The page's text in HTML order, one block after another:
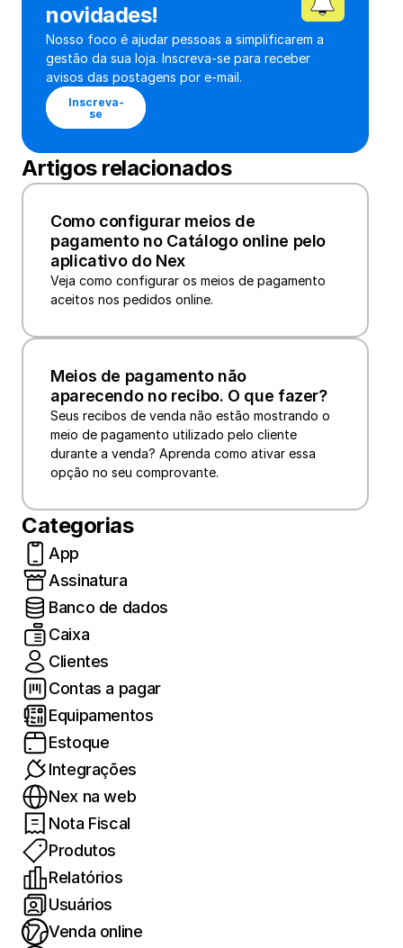
novidades!
Nosso foco é ajudar pessoas a simplificarem a
gestão da sua loja. Inscreva-se para receber
avisos das postagens por e-mail.
Inscreva-
se
Artigos relacionados
Como configurar meios de
pagamento no Catálogo online pelo
aplicativo do Nex
Veja como configurar os meios de pagamento
Meios de pagamento não
aparecendo no recibo. O que fazer?
Seus recibos de venda não estão mostrando o
meio de pagamento utilizado pelo cliente
durante a venda? Aprenda como ativar essa
opção no seu comprovante.
Categorias
App
Assinatura
Banco de dados
Caixa
Clientes
Contas a pagar
Equipamentos
Estoque
Integrações
Nex na web
Nota Fiscal
Produtos
Relatórios
Usuários
Venda online